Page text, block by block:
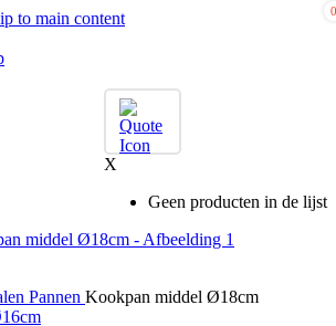
to main content
0
X
Geen producten in de lijst
Pannen Kookpan middel Ø18cm